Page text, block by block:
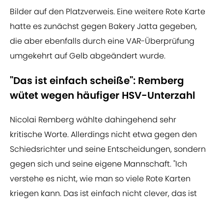
Bilder auf den Platzverweis. Eine weitere Rote Karte
hatte es zunächst gegen Bakery Jatta gegeben,
die aber ebenfalls durch eine VAR-Überprüfung
umgekehrt auf Gelb abgeändert wurde.
"Das ist einfach scheiße": Remberg
wütet wegen häufiger HSV-Unterzahl
Nicolai Remberg wählte dahingehend sehr
kritische Worte. Allerdings nicht etwa gegen den
Schiedsrichter und seine Entscheidungen, sondern
gegen sich und seine eigene Mannschaft. "Ich
verstehe es nicht, wie man so viele Rote Karten
kriegen kann. Das ist einfach nicht clever, das ist